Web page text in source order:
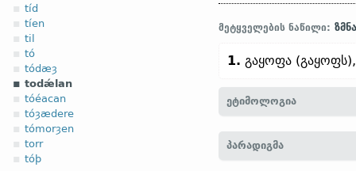
tíd
tíen
til
tó
tódæȝ
todǽlan
tóéacan
tóȝædere
tómorȝen
torr
tóþ
მეტყველების ნაწილი: ზმნა
1. გაყოფა
ეტიმოლოგია
თანამედრ.
პარადიგმა